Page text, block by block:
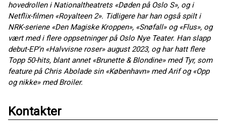
hovedrollen i Nationaltheatrets «Døden på Oslo S», og i
Netflix-filmen «Royalteen 2». Tidligere har han også spilt i
NRK-seriene «Den Magiske Kroppen», «Snøfall» og «Flus», og
vært med i flere oppsetninger på Oslo Nye Teater. Han slapp
debut-EP’n «Halvvisne roser» august 2023, og har hatt flere
Topp 50-hits, blant annet «Brunette & Blondine» med Tyr, som
feature på Chris Abolade sin «København» med Arif og «Opp
og nikke» med Broiler.
Kontakter